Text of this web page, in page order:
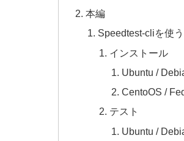
本編
Speedtest-cliを使
インストール
Ubuntu /
CentoOS /
テスト
Ubuntu /